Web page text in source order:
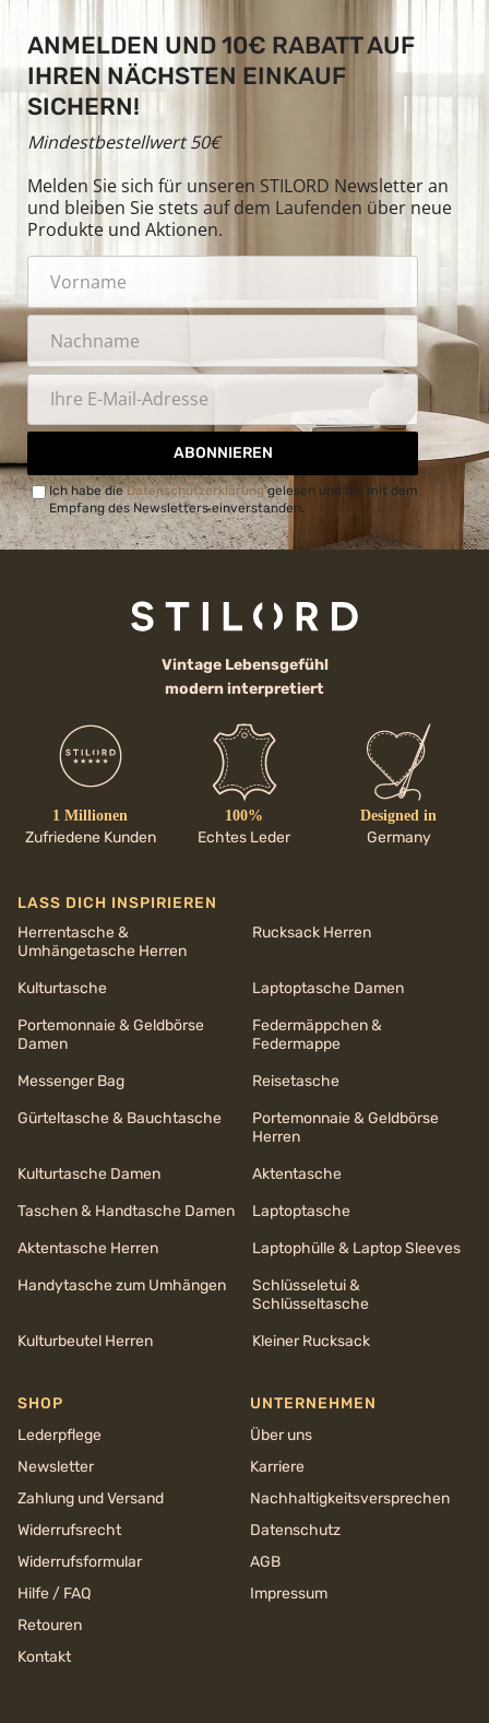
ANMELDEN UND 10€ RABATT AUF
IHREN NÄCHSTEN EINKAUF
SICHERN!
Mindestbestellwert 50€
Melden Sie sich für unseren STILORD Newsletter an
und bleiben Sie stets auf dem Laufenden über neue
Produkte und Aktionen.
ABONNIEREN
Ich habe dieDatenschutzerklärunggelesen und bin mit dem
Empfang des Newsletters einverstanden.
Vintage Lebensgefühl
modern interpretiert
1 Millionen
Zufriedene Kunden
100%
Echtes Leder
Designed in
Germany
LASS DICH INSPIRIEREN
Herrentasche &
Umhängetasche Herren
Rucksack Herren
Kulturtasche
Laptoptasche Damen
Portemonnaie & Geldbörse
Damen
Federmäppchen &
Federmappe
Messenger Bag
Reisetasche
Gürteltasche & Bauchtasche
Portemonnaie & Geldbörse
Herren
Kulturtasche Damen
Aktentasche
Taschen & Handtasche Damen
Laptoptasche
Aktentasche Herren
Laptophülle & Laptop Sleeves
Handytasche zum Umhängen
Schlüsseletui &
Schlüsseltasche
Kulturbeutel Herren
Kleiner Rucksack
SHOP
Lederpflege
Newsletter
Zahlung und Versand
Widerrufsrecht
Widerrufsformular
Hilfe / FAQ
Retouren
Kontakt
UNTERNEHMEN
Über uns
Karriere
Nachhaltigkeits­versprechen
Datenschutz
AGB
Impressum